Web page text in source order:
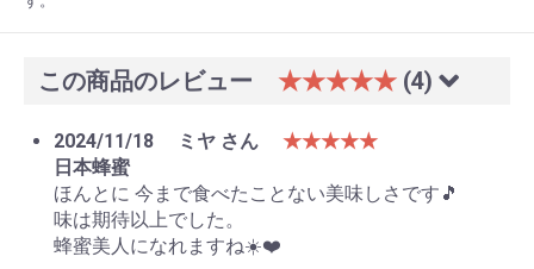
この商品のレビュー ★★★★★ (4)
2024/11/18 ミヤ さん
★★★★★
日本蜂蜜
ほんとに 今まで食べたことない美味しさです🎵
味は期待以上でした。
蜂蜜美人になれますね☀️❤️